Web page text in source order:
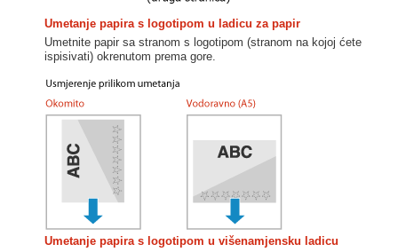
Umetanje papira s logotipom u ladicu za papir
Umetnite papir sa stranom s logotipom (stranom na kojoj ćete
ispisivati) okrenutom prema gore.
Umetanje papira s logotipom u višenamjensku ladicu